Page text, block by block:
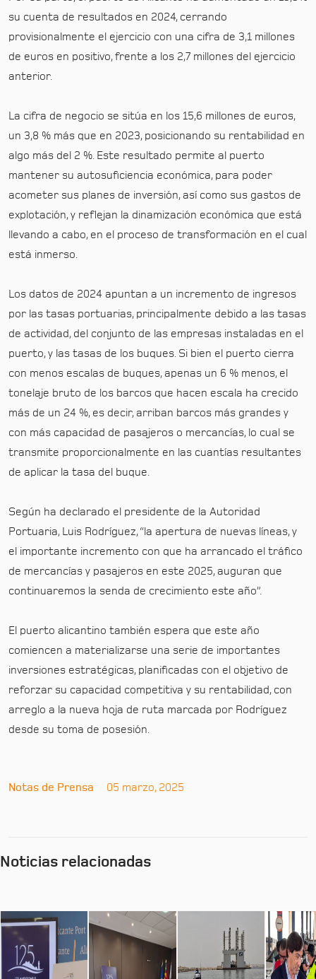
su cuenta de resultados en 2024, cerrando
provisionalmente el ejercicio con una cifra de 3,1 millones
de euros en positivo, frente a los 2,7 millones del ejercicio
anterior.
La cifra de negocio se sitúa en los 15,6 millones de euros,
un 3,8 % más que en 2023, posicionando su rentabilidad en
algo más del 2 %. Este resultado permite al puerto
mantener su autosuficiencia económica, para poder
acometer sus planes de inversión, así como sus gastos de
explotación, y reflejan la dinamización económica que está
llevando a cabo, en el proceso de transformación en el cual
está inmerso.
Los datos de 2024 apuntan a un incremento de ingresos
por las tasas portuarias, principalmente debido a las tasas
de actividad, del conjunto de las empresas instaladas en el
puerto, y las tasas de los buques. Si bien el puerto cierra
con menos escalas de buques, apenas un 6 % menos, el
tonelaje bruto de los barcos que hacen escala ha crecido
más de un 24 %, es decir, arriban barcos más grandes y
con más capacidad de pasajeros o mercancías, lo cual se
transmite proporcionalmente en las cuantías resultantes
de aplicar la tasa del buque.
Según ha declarado el presidente de la Autoridad
Portuaria, Luis Rodríguez, “la apertura de nuevas líneas, y
el importante incremento con que ha arrancado el tráfico
de mercancías y pasajeros en este 2025, auguran que
continuaremos la senda de crecimiento este año”.
El puerto alicantino también espera que este año
comiencen a materializarse una serie de importantes
inversiones estratégicas, planificadas con el objetivo de
reforzar su capacidad competitiva y su rentabilidad, con
arreglo a la nueva hoja de ruta marcada por Rodríguez
desde su toma de posesión.
Notas de Prensa 05 marzo, 2025
Noticias relacionadas